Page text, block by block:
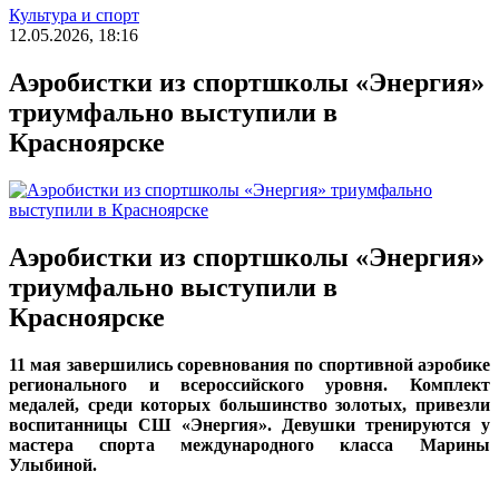
Культура и спорт
12.05.2026, 18:16
Аэробистки из спортшколы «Энергия»
триумфально выступили в
Красноярске
Аэробистки из спортшколы «Энергия»
триумфально выступили в
Красноярске
11 мая завершились соревнования по спортивной аэробике
регионального и всероссийского уровня. Комплект
медалей, среди которых большинство золотых, привезли
воспитанницы СШ «Энергия». Девушки тренируются у
мастера спорта международного класса Марины
Улыбиной.